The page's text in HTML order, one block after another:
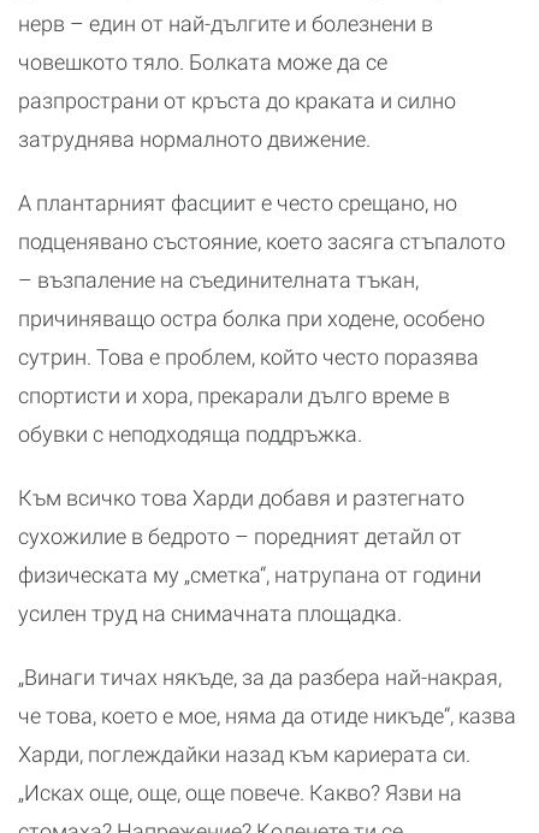
нерв – един от най-дългите и болезнени в
човешкото тяло. Болката може да се
разпространи от кръста до краката и силно
затруднява нормалното движение.
А плантарният фасциит е често срещано, но
подценявано състояние, което засяга стъпалото
– възпаление на съединителната тъкан,
причиняващо остра болка при ходене, особено
сутрин. Това е проблем, който често поразява
спортисти и хора, прекарали дълго време в
обувки с неподходяща поддръжка.
Към всичко това Харди добавя и разтегнато
сухожилие в бедрото – поредният детайл от
физическата му „сметка“, натрупана от години
усилен труд на снимачната площадка.
„Винаги тичах някъде, за да разбера най-накрая,
че това, което е мое, няма да отиде никъде“, казва
Харди, поглеждайки назад към кариерата си.
„Исках още, още, още повече. Какво? Язви на